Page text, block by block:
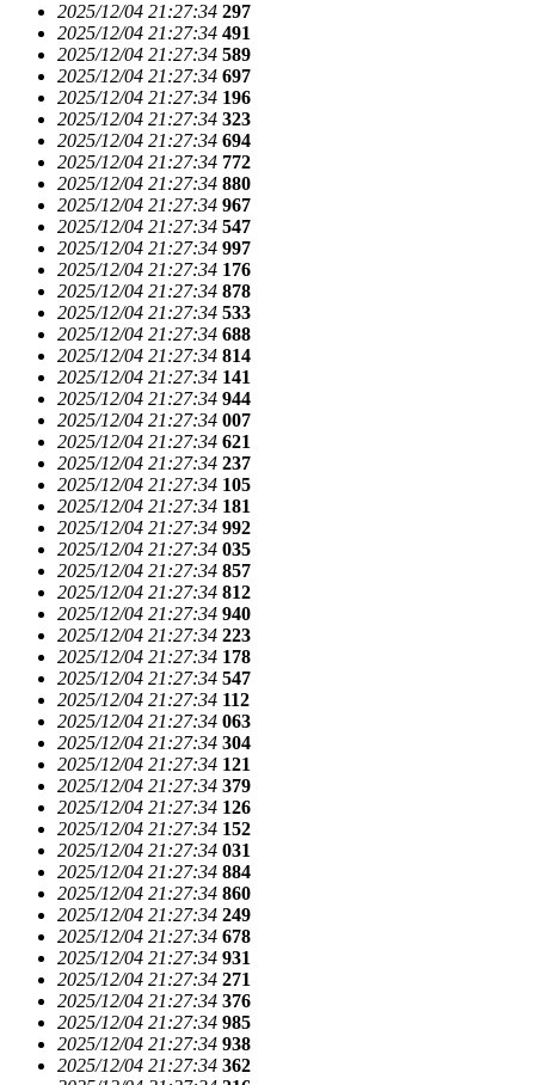
2025/12/04 21:27:34 297
2025/12/04 21:27:34 491
2025/12/04 21:27:34 589
2025/12/04 21:27:34 697
2025/12/04 21:27:34 196
2025/12/04 21:27:34 323
2025/12/04 21:27:34 694
2025/12/04 21:27:34 772
2025/12/04 21:27:34 880
2025/12/04 21:27:34 967
2025/12/04 21:27:34 547
2025/12/04 21:27:34 997
2025/12/04 21:27:34 176
2025/12/04 21:27:34 878
2025/12/04 21:27:34 533
2025/12/04 21:27:34 688
2025/12/04 21:27:34 814
2025/12/04 21:27:34 141
2025/12/04 21:27:34 944
2025/12/04 21:27:34 007
2025/12/04 21:27:34 621
2025/12/04 21:27:34 237
2025/12/04 21:27:34 105
2025/12/04 21:27:34 181
2025/12/04 21:27:34 992
2025/12/04 21:27:34 035
2025/12/04 21:27:34 857
2025/12/04 21:27:34 812
2025/12/04 21:27:34 940
2025/12/04 21:27:34 223
2025/12/04 21:27:34 178
2025/12/04 21:27:34 547
2025/12/04 21:27:34 112
2025/12/04 21:27:34 063
2025/12/04 21:27:34 304
2025/12/04 21:27:34 121
2025/12/04 21:27:34 379
2025/12/04 21:27:34 126
2025/12/04 21:27:34 152
2025/12/04 21:27:34 031
2025/12/04 21:27:34 884
2025/12/04 21:27:34 860
2025/12/04 21:27:34 249
2025/12/04 21:27:34 678
2025/12/04 21:27:34 931
2025/12/04 21:27:34 271
2025/12/04 21:27:34 376
2025/12/04 21:27:34 985
2025/12/04 21:27:34 938
2025/12/04 21:27:34 362